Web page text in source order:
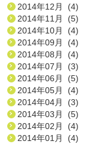
2014年12月 (4)
2014年11月 (5)
2014年10月 (4)
2014年09月 (4)
2014年08月 (4)
2014年07月 (3)
2014年06月 (5)
2014年05月 (4)
2014年04月 (3)
2014年03月 (5)
2014年02月 (4)
2014年01月 (4)